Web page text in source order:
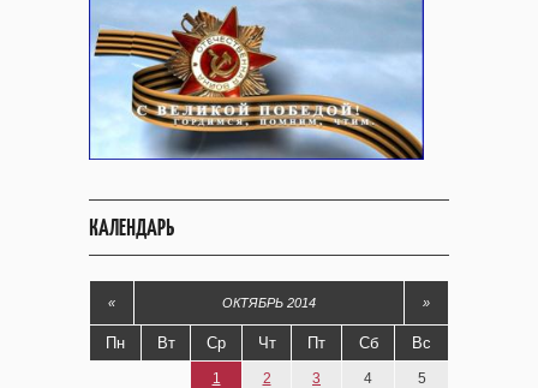
КАЛЕНДАРЬ
« ОКТЯБРЬ 2014 »
Пн Вт Ср Чт Пт Сб Вс
1 2 3 4 5